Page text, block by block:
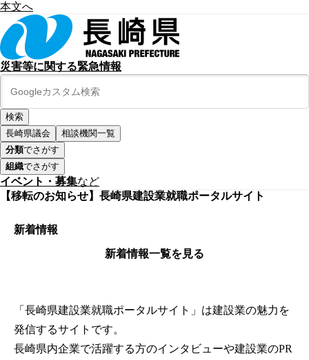
本文へ
災害等に関する緊急情報
長崎県議会
相談機関一覧
分類でさがす
組織でさがす
イベント・募集など
【移転のお知らせ】長崎県建設業就職ポータルサイト
新着情報
新着情報一覧を見る
「長崎県建設業就職ポータルサイト」は建設業の魅力を
発信するサイトです。
長崎県内企業で活躍する方のインタビューや建設業のPR